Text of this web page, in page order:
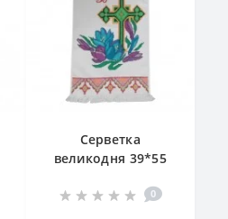
Серветка
великодня 39*55
0